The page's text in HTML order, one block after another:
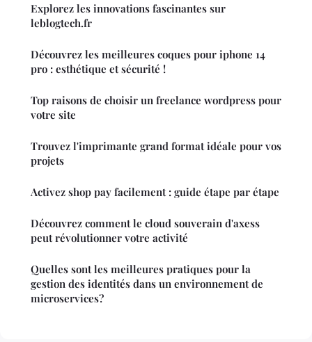
Explorez les innovations fascinantes sur
leblogtech.fr
Découvrez les meilleures coques pour iphone 14
pro : esthétique et sécurité !
Top raisons de choisir un freelance wordpress pour
votre site
Trouvez l'imprimante grand format idéale pour vos
projets
Activez shop pay facilement : guide étape par étape
Découvrez comment le cloud souverain d'axess
peut révolutionner votre activité
Quelles sont les meilleures pratiques pour la
gestion des identités dans un environnement de
microservices?